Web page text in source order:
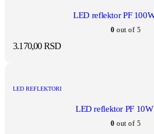
LED reflektor PF
0 out of 5
3.170,00RSD
LED REFLEKTORI
LED reflektor PF
0 out of 5